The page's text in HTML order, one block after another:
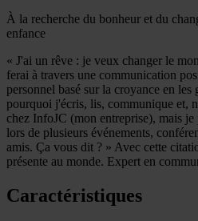
À la recherche du bonheur et du
enfance
« J'ai un rêve : je veux changer le
ferai à travers une communication
personnel basé sur la croyance en
pourquoi j'écris, lis, communique et,
chez InfoJC (mon entreprise), mais je
lors de plusieurs événements,
amis. Ça vous dit ? » Avec cette
présente au monde. Expert en
Caractéristiques